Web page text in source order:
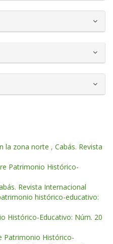
la zona norte , Cabás. Revista
Patrimonio Histórico-
Revista Internacional
histórico-educativo:
Histórico-Educativo: Núm. 20
Patrimonio Histórico-